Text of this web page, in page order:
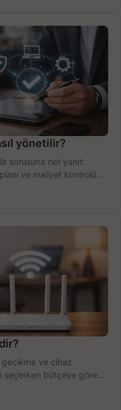
yönetilir?
sorusuna net yanıt:
ve maliyet kontrolü
gecikme ve cihaz
seçerken bütçeye göre